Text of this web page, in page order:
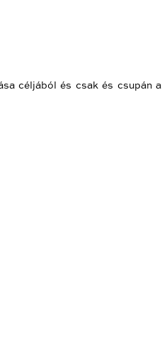
céljából és csak és csupán a